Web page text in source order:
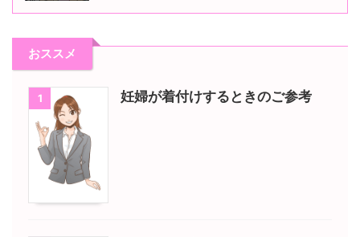
おススメ
1 妊婦が着付けするときのご参考